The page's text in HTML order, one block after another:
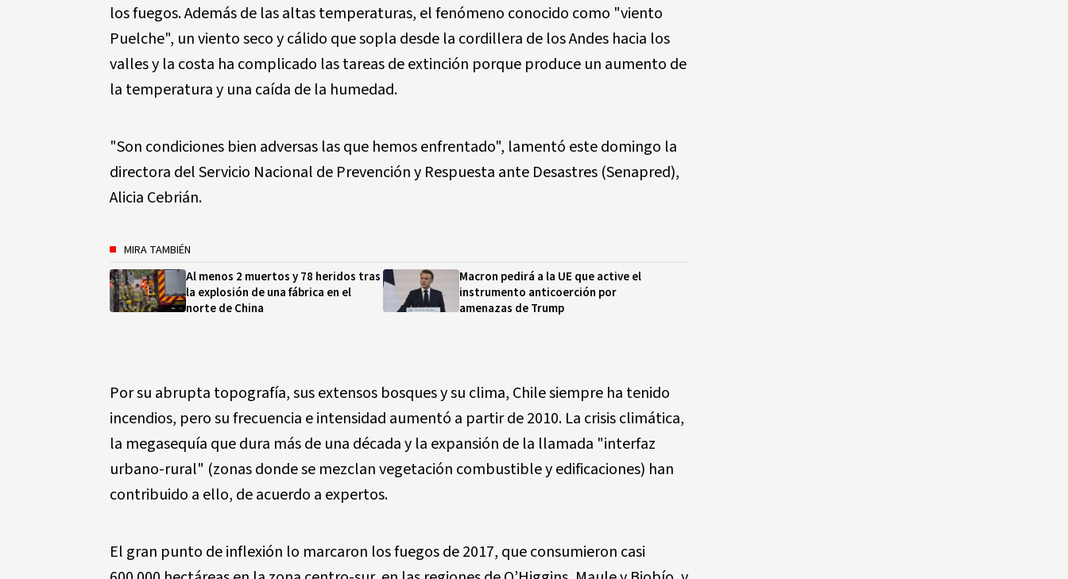
los fuegos. Además de las altas temperaturas, el fenómeno conocido como "viento
Puelche", un viento seco y cálido que sopla desde la cordillera de los Andes hacia los
valles y la costa ha complicado las tareas de extinción porque produce un aumento de
la temperatura y una caída de la humedad.
"Son condiciones bien adversas las que hemos enfrentado", lamentó este domingo la
directora del Servicio Nacional de Prevención y Respuesta ante Desastres (Senapred),
Alicia Cebrián.
MIRA TAMBIÉN
Al menos 2 muertos y 78 heridos tras
la explosión de una fábrica en el
norte de China
Macron pedirá a la UE que active el
instrumento anticoerción por
amenazas de Trump
Por su abrupta topografía, sus extensos bosques y su clima, Chile siempre ha tenido
incendios, pero su frecuencia e intensidad aumentó a partir de 2010. La crisis climática,
la megasequía que dura más de una década y la expansión de la llamada "interfaz
urbano-rural" (zonas donde se mezclan vegetación combustible y edificaciones) han
contribuido a ello, de acuerdo a expertos.
El gran punto de inflexión lo marcaron los fuegos de 2017, que consumieron casi